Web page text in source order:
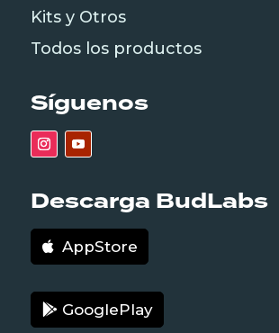
Kits y Otros
Todos los productos
Síguenos
Descarga BudLabs
AppStore
GooglePlay